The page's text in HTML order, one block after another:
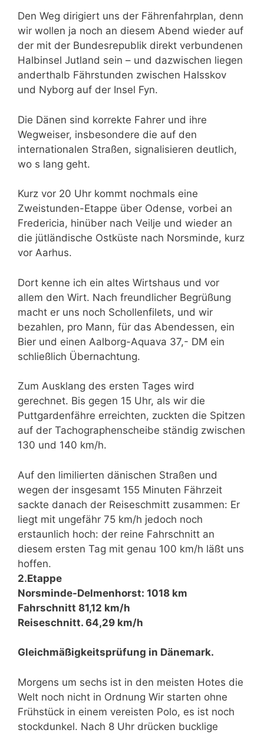
Den Weg dirigiert uns der Fährenfahrplan, denn
wir wollen ja noch an diesem Abend wieder auf
der mit der Bundesrepublik direkt verbundenen
Halbinsel Jutland sein – und dazwischen liegen
anderthalb Fährstunden zwischen Halsskov
und Nyborg auf der Insel Fyn.
Die Dänen sind korrekte Fahrer und ihre
Wegweiser, insbesondere die auf den
internationalen Straßen, signalisieren deutlich,
wo s lang geht.
Kurz vor 20 Uhr kommt nochmals eine
Zweistunden-Etappe über Odense, vorbei an
Fredericia, hinüber nach Veilje und wieder an
die jütländische Ostküste nach Norsminde, kurz
vor Aarhus.
Dort kenne ich ein altes Wirtshaus und vor
allem den Wirt. Nach freundlicher Begrüßung
macht er uns noch Schollenfilets, und wir
bezahlen, pro Mann, für das Abendessen, ein
Bier und einen Aalborg-Aquava 37,- DM ein
schließlich Übernachtung.
Zum Ausklang des ersten Tages wird
gerechnet. Bis gegen 15 Uhr, als wir die
Puttgardenfähre erreichten, zuckten die Spitzen
auf der Tachographenscheibe ständig zwischen
130 und 140 km/h.
Auf den limilierten dänischen Straßen und
wegen der insgesamt 155 Minuten Fährzeit
sackte danach der Reiseschmitt zusammen: Er
liegt mit ungefähr 75 km/h jedoch noch
erstaunlich hoch: der reine Fahrschnitt an
diesem ersten Tag mit genau 100 km/h läßt uns
hoffen.
2.Etappe
Norsminde-Delmenhorst: 1018 km
Fahrschnitt 81,12 km/h
Reiseschnitt. 64,29 km/h
Gleichmäßigkeitsprüfung in Dänemark.
Morgens um sechs ist in den meisten Hotes die
Welt noch nicht in Ordnung Wir starten ohne
Frühstück in einem vereisten Polo, es ist noch
stockdunkel. Nach 8 Uhr drücken bucklige